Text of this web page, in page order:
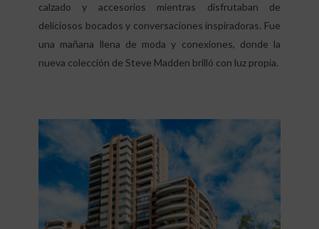
calzado y accesorios mientras disfrutaban de
deliciosos bocados y conversaciones inspiradoras. Fue
una mañana llena de moda y conexiones, donde la
nueva colección de Steve Madden brilló con luz propia.